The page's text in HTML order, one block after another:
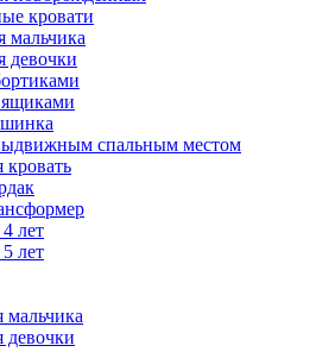
кровати
мальчика
девочки
ящиками
спальным местом
кровать
лет
лет
мальчика
девочки